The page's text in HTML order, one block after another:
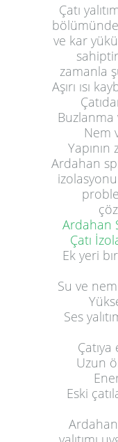
Çatı
bölümünde
ve kar
zamanla
Aşırı ısı
Nem
Ardahan
Ardahan
Çatı
Ek yeri
Su ve
Ses
Uzun
Eski